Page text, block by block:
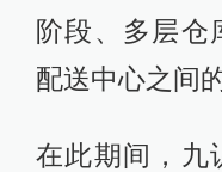
阶段、多层仓
配送中心之间
在此期间，九